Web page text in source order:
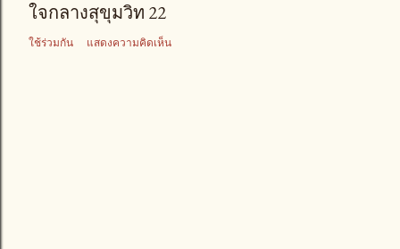
ใจกลางสุขุมวิท 22
ใช้ร่วมกัน แสดงความคิดเห็น